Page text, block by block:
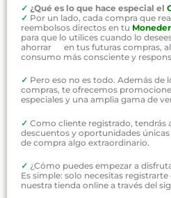
✓ ¿Qué es lo que hace especial el
✓ Por un lado, cada compra que
reembolsos directos en tu
para que lo utilices cuando lo
ahorrar en tus futuras compras,
consumo más consciente y
✓ Pero eso no es todo. Además de
compras, te ofrecemos
especiales y una amplia gama de
✓ Como cliente registrado, tendrás
descuentos y oportunidades
de compra algo extraordinario.
✓ ¿Cómo puedes empezar a
Es simple: solo necesitas registrarte
nuestra tienda online a través del